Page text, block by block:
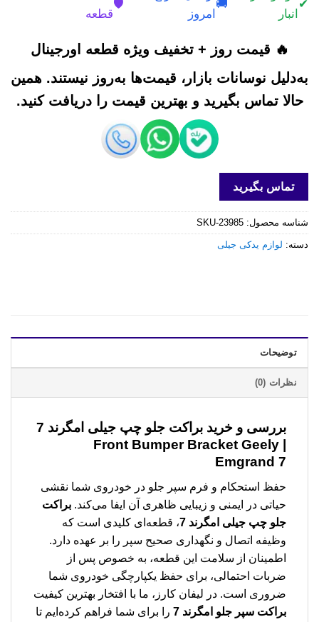
✔
انبار
🚚
امروز
🛡️
قطعه
🔥 قیمت روز + تخفیف ویژه قطعه اورجینال
به‌دلیل نوسانات بازار، قیمت‌ها به‌روز نیستند. همین
حالا تماس بگیرید و بهترین قیمت را دریافت کنید.
تماس بگیرید
شناسه محصول: SKU-23985
دسته: لوازم یدکی جیلی
توضیحات
نظرات (0)
بررسی و خرید
براکت جلو چپ جیلی امگرند 7
| Front Bumper Bracket Geely
Emgrand 7
حفظ استحکام و فرم سپر جلو در خودروی شما نقشی
حیاتی در ایمنی و زیبایی ظاهری آن ایفا می‌کند. براکت
جلو چپ جیلی امگرند 7
، قطعه‌ای کلیدی است که
وظیفه اتصال و نگهداری صحیح سپر را بر عهده دارد.
اطمینان از سلامت این قطعه، به خصوص پس از
ضربات احتمالی، برای حفظ یکپارچگی خودروی شما
ضروری است. در لیفان کارز، ما با افتخار بهترین کیفیت
براکت سپر جلو امگرند 7
را برای شما فراهم کرده‌ایم تا